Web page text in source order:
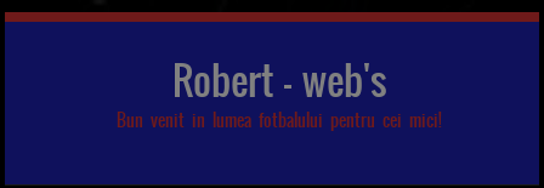
Robert – web's
Bun venit in lumea fotbalului pentru cei mici!